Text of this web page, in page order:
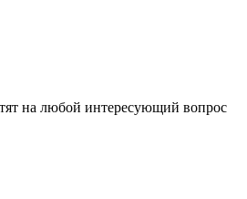
на любой интересующий вопрос